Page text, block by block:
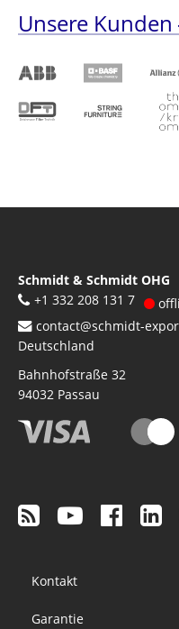
Unsere Kunden
Schmidt & Schmidt OHG
+1 332 208 131 7
contact@schmidt-
Deutschland
Bahnhofstraße 32
94032 Passau
menu
Kontakt
Garantie